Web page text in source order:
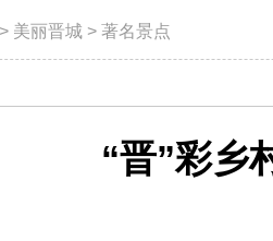
> 美丽晋城 > 著名景点
“晋”彩乡